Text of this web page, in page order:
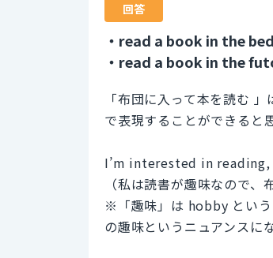
回答
・read a book in the bed
・read a book in the
「布団に入って本を読む
で表現することができると
I’m interested in
（私は読書が趣味なので、
※「趣味」は hobby とい
の趣味というニュアンスに